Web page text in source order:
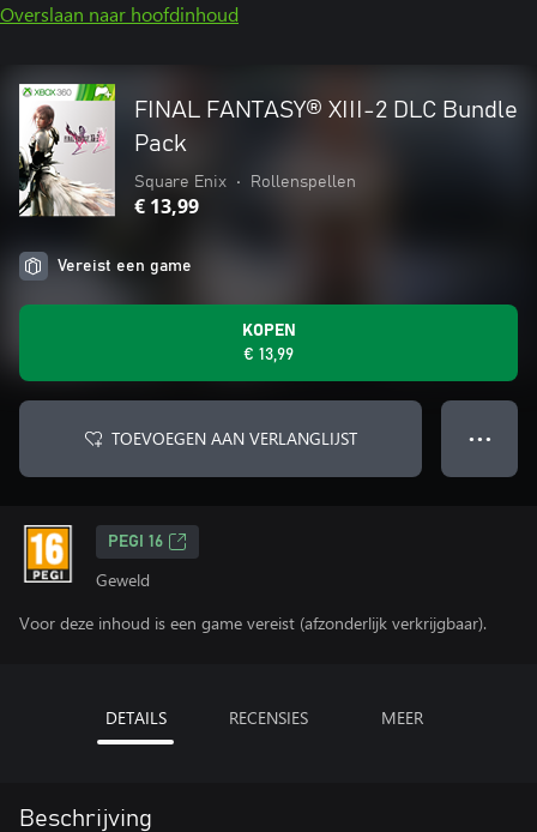
Overslaan naar hoofdinhoud
FINAL FANTASY® XIII-2 DLC Bundle
Pack
Square Enix • Rollenspellen
€ 13,99
Vereist een game
KOPEN
€ 13,99
TOEVOEGEN AAN VERLANGLIJST ● ● ●
PEGI 16
Geweld
Voor deze inhoud is een game vereist (afzonderlijk verkrijgbaar).
DETAILS RECENSIES MEER
Beschrijving